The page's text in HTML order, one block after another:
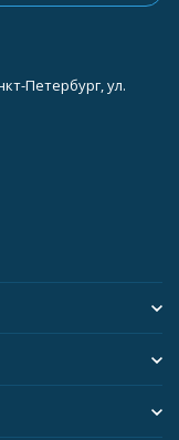
Петербург, ул.